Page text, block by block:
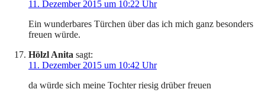
11. Dezember 2015 um 10:22 Uhr
Ein wunderbares Türchen über das ich mich ganz besonders
freuen würde.
Hölzl Anita sagt:
11. Dezember 2015 um 10:42 Uhr
da würde sich meine Tochter riesig drüber freuen